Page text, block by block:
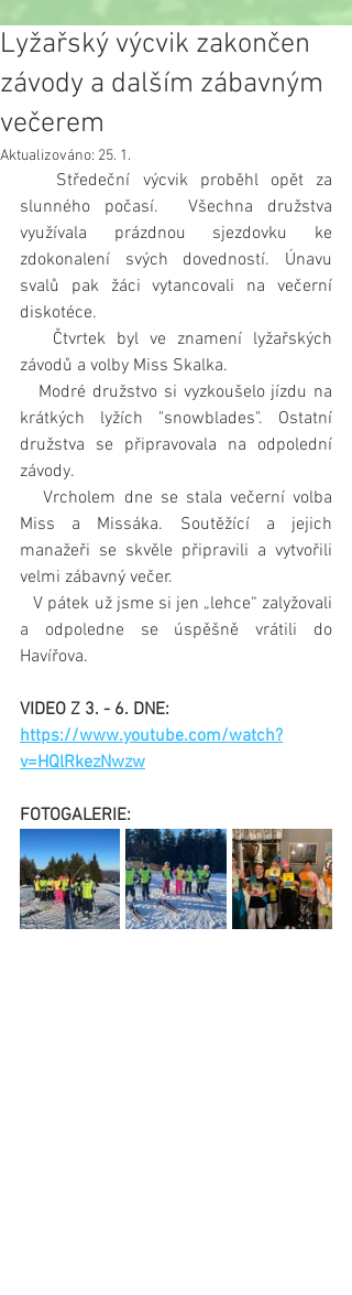
Lyžařský výcvik zakončen
závody a dalším zábavným
večerem
Aktualizováno: 25. 1.
slunného počasí.  Všechna družstva
využívala prázdnou sjezdovku ke
zdokonalení svých dovedností. Únavu
svalů pak žáci vytancovali na večerní
diskotéce.
závodů a volby Miss Skalka.
krátkých lyžích "snowblades". Ostatní
družstva se připravovala na odpolední
závody.
   Vrcholem dne se stala večerní volba
Miss a Missáka. Soutěžící a jejich
manažeři se skvěle připravili a vytvořili
velmi zábavný večer.
   V pátek už jsme si jen „lehce“ zalyžovali
a odpoledne se úspěšně vrátili do
Havířova.
VIDEO Z 3. - 6. DNE:
https://www.youtube.com/watch?
v=HQlRkezNwzw
FOTOGALERIE: